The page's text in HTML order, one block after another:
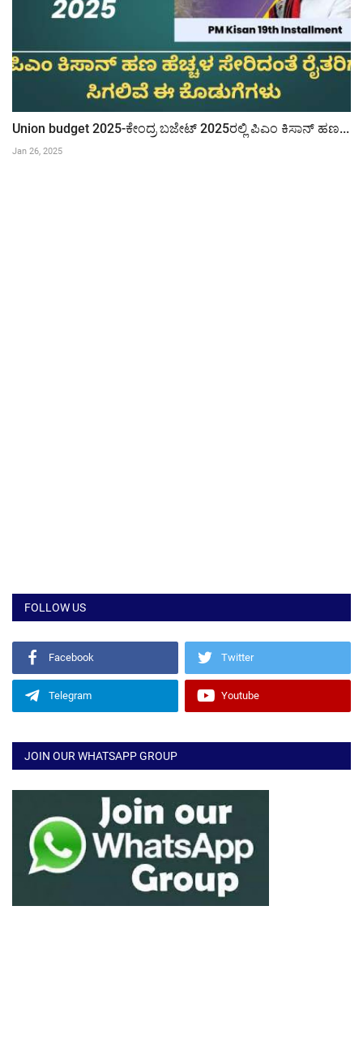
Union budget 2025-ಕೇಂದ್ರ ಬಜೇಟ್ 2025ರಲ್ಲಿ ಪಿಎಂ ಕಿಸಾನ್ ಹಣ...
Jan 26, 2025
FOLLOW US
Facebook Twitter
Telegram Youtube
JOIN OUR WHATSAPP GROUP